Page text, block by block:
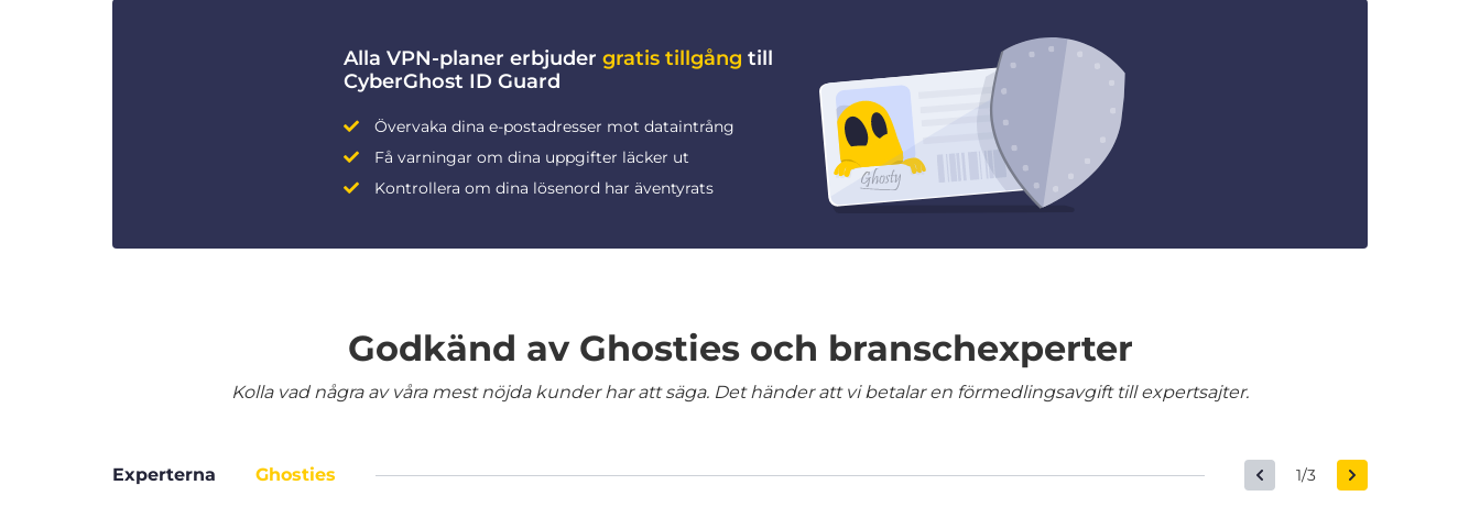
Alla VPN-planer erbjuder gratis tillgång till
CyberGhost ID Guard
Övervaka dina e-postadresser mot dataintrång
Få varningar om dina uppgifter läcker ut
Kontrollera om dina lösenord har äventyrats
Godkänd av Ghosties och branschexperter
Kolla vad några av våra mest nöjda kunder har att säga. Det händer att vi betalar en förmedlingsavgift till expertsajter.
Experterna Ghosties 1/3